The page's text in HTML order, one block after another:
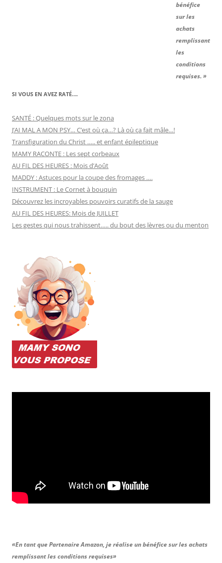
bénéfice
sur les
achats
remplissant
les
conditions
requises. »
SI VOUS EN AVEZ RATÉ….
SANTÉ : Quelques mots sur le zona
J’AI MAL A MON PSY… C’est où ça…? Là où ça fait mâle…!
Transfiguration du Christ ….. et enfant épileptique
MAMY RACONTE : Les sept corbeaux
AU FIL DES HEURES : Mois d’Août
MADDY : Astuces pour la coupe des fromages ….
INSTRUMENT : Le Cornet à bouquin
Découvrez les incroyables pouvoirs curatifs de la sauge
AU FIL DES HEURES: Mois de JUILLET
Les gestes qui nous trahissent….. du bout des lèvres ou du menton
«En tant que Partenaire Amazon, je réalise un bénéfice sur les achats
remplissant les conditions requises»